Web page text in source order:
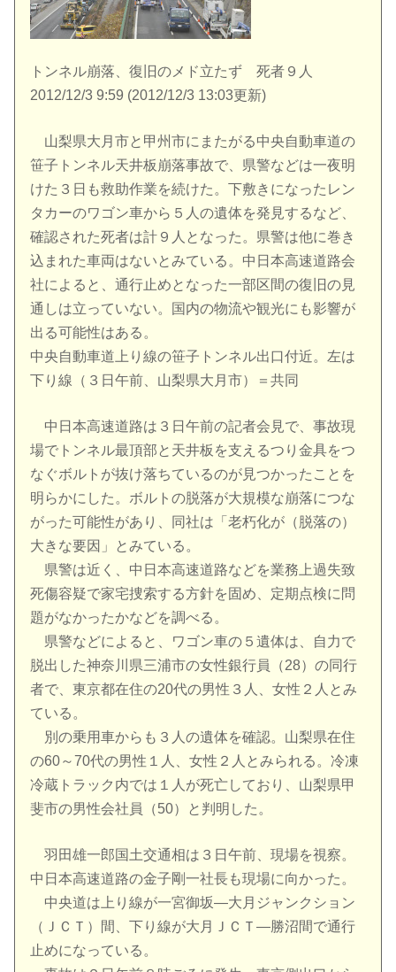
トンネル崩落、復旧のメド立たず 死者９人
2012/12/3 9:59 (2012/12/3 13:03更新)
山梨県大月市と甲州市にまたがる中央自動車道の
笹子トンネル天井板崩落事故で、県警などは一夜明
けた３日も救助作業を続けた。下敷きになったレン
タカーのワゴン車から５人の遺体を発見するなど、
確認された死者は計９人となった。県警は他に巻き
込まれた車両はないとみている。中日本高速道路会
社によると、通行止めとなった一部区間の復旧の見
通しは立っていない。国内の物流や観光にも影響が
出る可能性はある。
中央自動車道上り線の笹子トンネル出口付近。左は
下り線（３日午前、山梨県大月市）＝共同
中日本高速道路は３日午前の記者会見で、事故現
場でトンネル最頂部と天井板を支えるつり金具をつ
なぐボルトが抜け落ちているのが見つかったことを
明らかにした。ボルトの脱落が大規模な崩落につな
がった可能性があり、同社は「老朽化が（脱落の）
大きな要因」とみている。
県警は近く、中日本高速道路などを業務上過失致
死傷容疑で家宅捜索する方針を固め、定期点検に問
題がなかったかなどを調べる。
県警などによると、ワゴン車の５遺体は、自力で
脱出した神奈川県三浦市の女性銀行員（28）の同行
者で、東京都在住の20代の男性３人、女性２人とみ
ている。
別の乗用車からも３人の遺体を確認。山梨県在住
の60～70代の男性１人、女性２人とみられる。冷凍
冷蔵トラック内では１人が死亡しており、山梨県甲
斐市の男性会社員（50）と判明した。
羽田雄一郎国土交通相は３日午前、現場を視察。
中日本高速道路の金子剛一社長も現場に向かった。
中央道は上り線が一宮御坂―大月ジャンクション
（ＪＣＴ）間、下り線が大月ＪＣＴ―勝沼間で通行
止めになっている。